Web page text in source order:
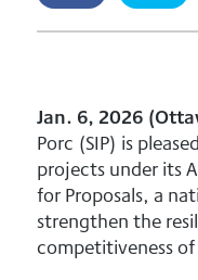
Jan. 6, 2026
Porc (SIP) is
projects under its
for Proposals, a
strengthen the
competitiveness of